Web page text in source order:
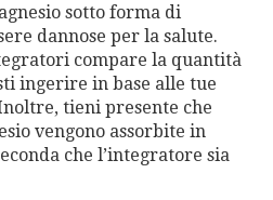
sotto forma di
dannose per la salute.
compare la quantità
ingerire in base alle tue
tieni presente che
vengono assorbite in
che l’integratore sia